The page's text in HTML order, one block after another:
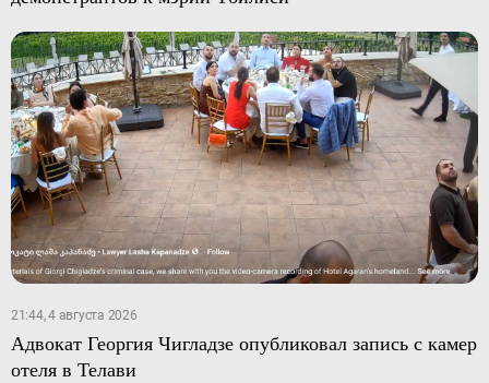
21:44, 4 августа 2026
Адвокат Георгия Чигладзе опубликовал запись с камер
отеля в Телави